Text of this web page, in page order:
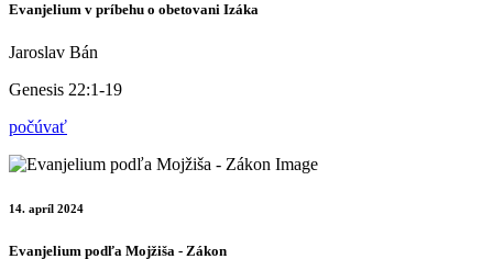
Evanjelium v príbehu o obetovani Izáka
Jaroslav Bán
Genesis 22:1-19
počúvať
14. apríl 2024
Evanjelium podľa Mojžiša - Zákon